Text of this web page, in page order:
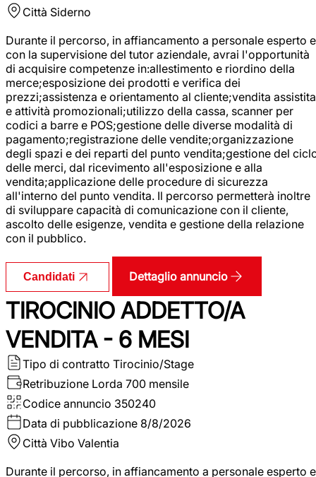
Città Siderno
Durante il percorso, in affiancamento a personale esperto e
con la supervisione del tutor aziendale, avrai l'opportunità
di acquisire competenze in:allestimento e riordino della
merce;esposizione dei prodotti e verifica dei
prezzi;assistenza e orientamento al cliente;vendita assistita
e attività promozionali;utilizzo della cassa, scanner per
codici a barre e POS;gestione delle diverse modalità di
pagamento;registrazione delle vendite;organizzazione
degli spazi e dei reparti del punto vendita;gestione del
delle merci, dal ricevimento all'esposizione e alla
vendita;applicazione delle procedure di sicurezza
all'interno del punto vendita. Il percorso permetterà inoltre
di sviluppare capacità di comunicazione con il cliente,
ascolto delle esigenze, vendita e gestione della relazione
con il pubblico.
Candidati Dettaglio annuncio
TIROCINIO ADDETTO/A
VENDITA - 6 MESI
Tipo di contratto Tirocinio/Stage
Retribuzione Lorda 700 mensile
Codice annuncio 350240
Data di pubblicazione 8/8/2026
Città Vibo Valentia
Durante il percorso, in affiancamento a personale esperto e